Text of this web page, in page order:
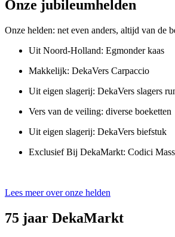
Onze jubileumhelden
Onze helden: net even anders, altijd van de
Uit Noord-Holland: Egmonder kaas
Makkelijk: DekaVers Carpaccio
Uit eigen slagerij: DekaVers slagers
Vers van de veiling: diverse boeketten
Uit eigen slagerij: DekaVers biefstuk
Exclusief Bij DekaMarkt: Codici
Lees meer over onze helden
75 jaar DekaMarkt